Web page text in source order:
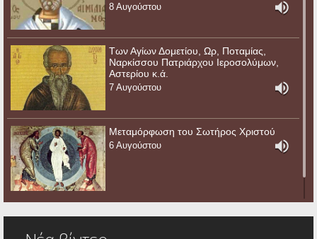
8 Αυγούστου
Των Αγίων Δομετίου, Ωρ, Ποταμίας,
Ναρκίσσου Πατριάρχου Ιεροσολύμων,
Αστερίου κ.ά.
7 Αυγούστου
Μεταμόρφωση του Σωτήρος Χριστού
6 Αυγούστου